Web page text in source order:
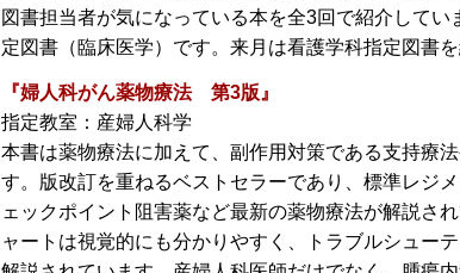
図書担当者が気になっている本を全3回で紹介して
定図書（臨床医学）です。来月は看護学科指定図書を
『婦人科がん薬物療法 第3版』
指定教室：産婦人科学
本書は薬物療法に加えて、副作用対策である支持療
す。版改訂を重ねるベストセラーであり、標準レジ
ェックポイント阻害薬など最新の薬物療法が解説さ
ャートは視覚的にも分かりやすく、トラブルシュー